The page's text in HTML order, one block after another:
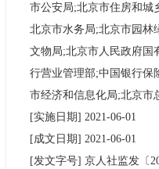
政务公开
市领导
政策兑现
市公安局;北京市住房和城
北京市水务局;北京市园林
文物局;北京市人民政府国
行营业管理部;中国银行保
市经济和信息化局;北京市
[实施日期] 2021-06-01
[成文日期] 2021-06-01
[发文字号] 京人社监发〔